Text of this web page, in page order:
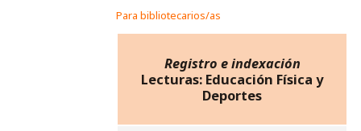
Para bibliotecarios/as
Registro e indexación
Lecturas: Educación Física y
Deportes